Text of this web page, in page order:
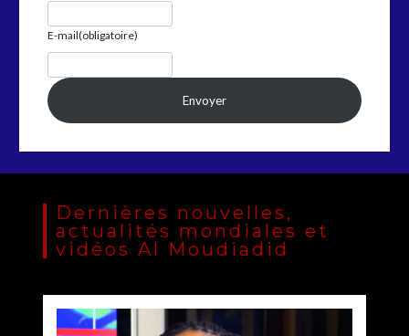
E-mail(obligatoire)
Envoyer
Dernières nouvelles,
actualités mondiales et
vidéos Al Moudiadid